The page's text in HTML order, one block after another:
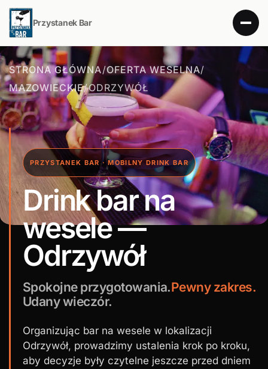
Przystanek Bar
STRONA GŁÓWNA/OFERTA WESELNA/
MAZOWIECKIE/ODRZYWÓŁ
PRZYSTANEK BAR · MOBILNY DRINK BAR
Drink bar na
wesele —
Odrzywół
Spokojne przygotowania.Pewny zakres.
Udany wieczór.
Organizując bar na wesele w lokalizacji
Odrzywół, prowadzimy ustalenia krok po kroku,
aby decyzje były czytelne jeszcze przed dniem